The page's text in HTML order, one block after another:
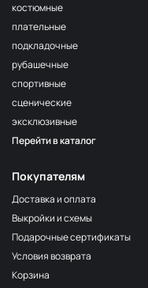
костюмные
плательные
подкладочные
рубашечные
спортивные
сценические
эксклюзивные
Перейти в каталог
Покупателям
Доставка и оплата
Выкройки и схемы
Подарочные сертификаты
Условия возврата
Корзина